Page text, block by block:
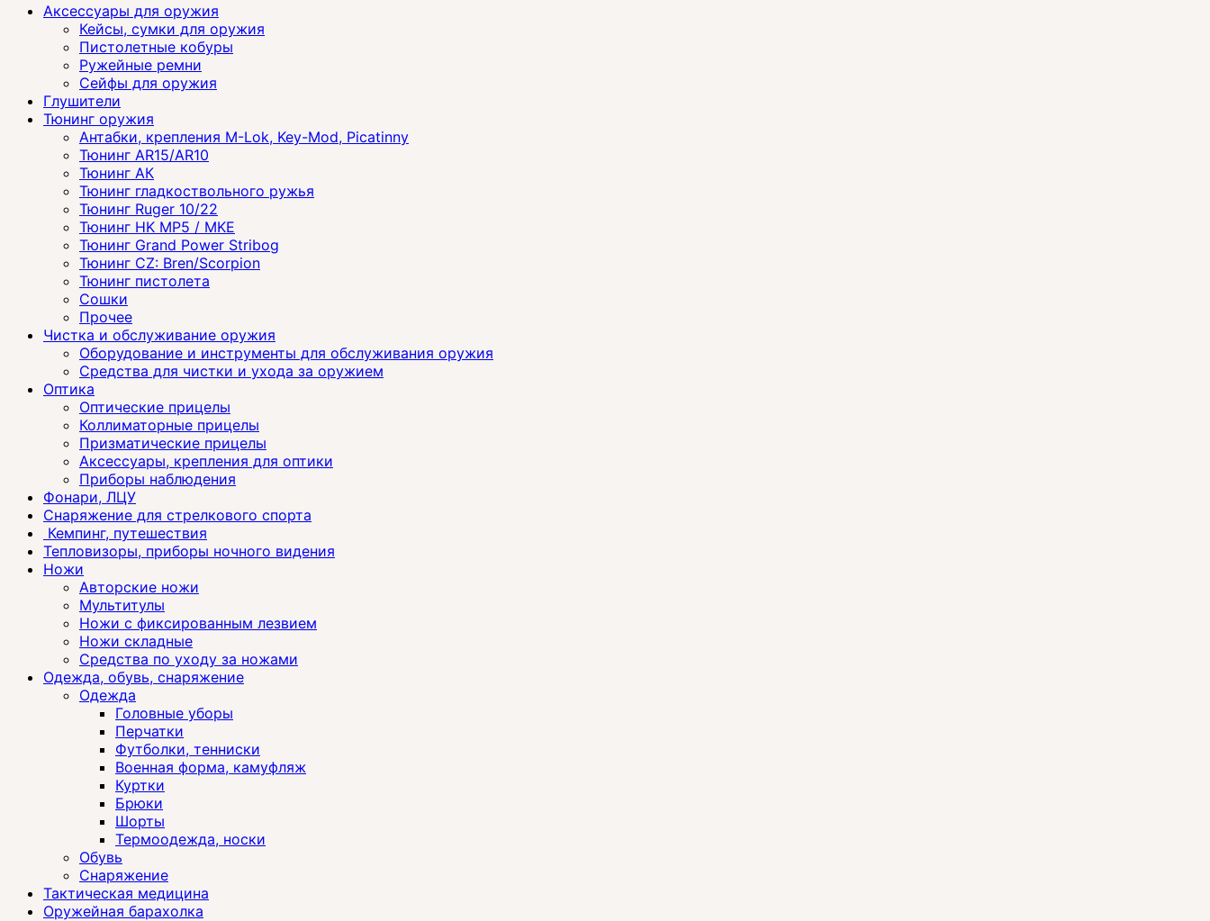
Аксессуары для оружия
Кейсы, сумки для оружия
Пистолетные кобуры
Ружейные ремни
Сейфы для оружия
Глушители
Тюнинг оружия
Антабки, крепления M-Lok, Key-Mod, Picatinny
Тюнинг AR15/AR10
Тюнинг АК
Тюнинг гладкоствольного ружья
Тюнинг Ruger 10/22
Тюнинг HK MP5 / MKE
Тюнинг Grand Power Stribog
Тюнинг CZ: Bren/Scorpion
Тюнинг пистолета
Сошки
Прочее
Чистка и обслуживание оружия
Оборудование и инструменты для обслуживания оружия
Средства для чистки и ухода за оружием
Оптика
Оптические прицелы
Коллиматорные прицелы
Призматические прицелы
Аксессуары, крепления для оптики
Приборы наблюдения
Фонари, ЛЦУ
Снаряжение для стрелкового спорта
Кемпинг, путешествия
Тепловизоры, приборы ночного видения
Ножи
Авторские ножи
Мультитулы
Ножи с фиксированным лезвием
Ножи складные
Средства по уходу за ножами
Одежда, обувь, снаряжение
Одежда
Головные уборы
Перчатки
Футболки, тенниски
Военная форма, камуфляж
Куртки
Брюки
Шорты
Термоодежда, носки
Обувь
Снаряжение
Тактическая медицина
Оружейная барахолка